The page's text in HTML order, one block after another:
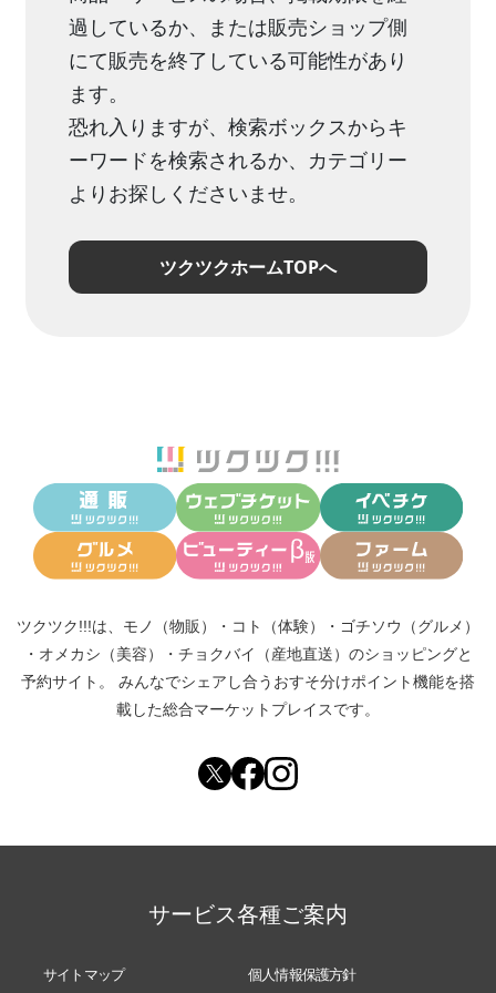
過しているか、または販売ショップ側
にて販売を終了している可能性があり
ます。
恐れ入りますが、検索ボックスからキ
ーワードを検索されるか、カテゴリー
よりお探しくださいませ。
ツクツクホームTOPへ
ツクツク!!!は、 モノ（物販） ・ コト（体験） ・ ゴチソウ（グルメ）
・ オメカシ（美容） ・ チョクバイ（産地直送） のショッピングと
予約サイト。
みんなでシェアし合う おすそ分けポイント機能を搭
載した総合マーケットプレイスです。
サービス各種ご案内
サイトマップ 個人情報保護方針